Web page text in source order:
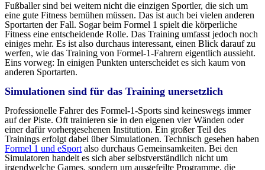
Fußballer sind bei weitem nicht die einzigen Sportler, die sich um
eine gute Fitness bemühen müssen. Das ist auch bei vielen anderen
Sportarten der Fall. Sogar beim Formel 1 spielt die körperliche
Fitness eine entscheidende Rolle. Das Training umfasst jedoch noch
einiges mehr. Es ist also durchaus interessant, einen Blick darauf zu
werfen, wie das Training von Formel-1-Fahrern eigentlich aussieht.
Eins vorweg: In einigen Punkten unterscheidet es sich kaum von
anderen Sportarten.
Simulationen sind für das Training unersetzlich
Professionelle Fahrer des Formel-1-Sports sind keineswegs immer
auf der Piste. Oft trainieren sie in den eigenen vier Wänden oder
einer dafür vorhergesehenen Institution. Ein großer Teil des
Trainings erfolgt dabei über Simulationen. Technisch gesehen haben
Formel 1 und eSport also durchaus Gemeinsamkeiten. Bei den
Simulatoren handelt es sich aber selbstverständlich nicht um
irgendwelche Games, sondern um ausgefeilte Programme, die